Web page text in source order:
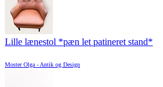
Lille lænestol *pæn let patineret stand*
Moster Olga - Antik og Design